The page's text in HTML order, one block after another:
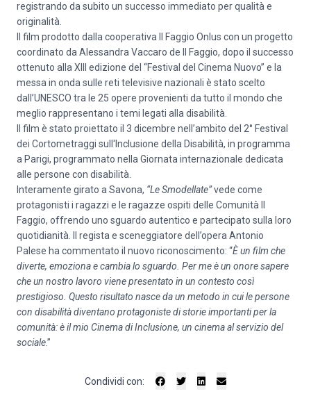
registrando da subito un successo immediato per qualità e
originalità.
Il film prodotto dalla cooperativa Il Faggio Onlus con un progetto
coordinato da Alessandra Vaccaro de Il Faggio, dopo il successo
ottenuto alla XIII edizione del “Festival del Cinema Nuovo” e la
messa in onda sulle reti televisive nazionali è stato scelto
dall’UNESCO tra le 25 opere provenienti da tutto il mondo che
meglio rappresentano i temi legati alla disabilità.
Il film è stato proiettato il 3 dicembre nell’ambito del 2° Festival
dei Cortometraggi sull'Inclusione della Disabilità, in programma
a Parigi, programmato nella Giornata internazionale dedicata
alle persone con disabilità.
Interamente girato a Savona, “Le Smodellate”vede come
protagonisti i ragazzi e le ragazze ospiti delle Comunità Il
Faggio, offrendo uno sguardo autentico e partecipato sulla loro
quotidianità. Il regista e sceneggiatore dell’opera Antonio
Palese ha commentato il nuovo riconoscimento: “È un film che
diverte, emoziona e cambia lo sguardo. Per me è un onore sapere
che un nostro lavoro viene presentato in un contesto così
prestigioso. Questo risultato nasce da un metodo in cui le persone
con disabilità diventano protagoniste di storie importanti per la
comunità: è il mio Cinema di Inclusione, un cinema al servizio del
sociale.”
Condividi con: